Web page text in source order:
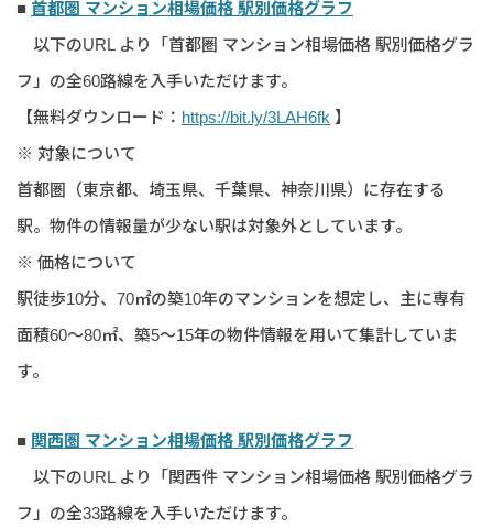
■ 首都圏 マンション相場価格 駅別価格グラフ
以下のURL より「首都圏 マンション相場価格 駅別価格グラ
フ」の全60路線を入手いただけます。
【無料ダウンロード： https://bit.ly/3LAH6fk 】
※ 対象について
首都圏（東京都、埼玉県、千葉県、神奈川県）に存在する
駅。物件の情報量が少ない駅は対象外としています。
※ 価格について
駅徒歩10分、70㎡の築10年のマンションを想定し、主に専有
面積60～80㎡、築5～15年の物件情報を用いて集計していま
す。
■ 関西圏 マンション相場価格 駅別価格グラフ
以下のURL より「関西件 マンション相場価格 駅別価格グラ
フ」の全33路線を入手いただけます。